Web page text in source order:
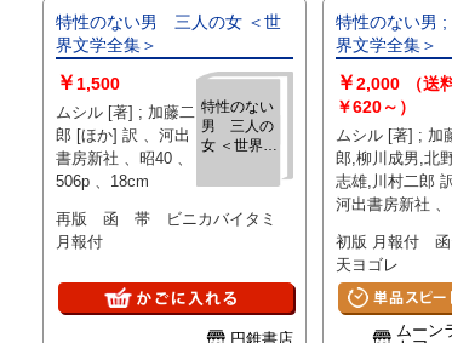
特性のない男 三人の女 ＜世
界文学全集＞
特性のない
男 三人の
女 ＜世界文
￥ 1,500
ムシル [著] ; 加藤二
郎 [ほか] 訳 、河出
書房新社 、昭40 、
506p 、18cm
再版 函 帯 ビニカバイタミ
月報付
円錐書店
特性のない男
界文学全集＞
￥2,000
（送
￥620～）
ムシル [著] ; 加
郎,柳川成男,北
志雄,川村二郎 訳
河出書房新社 、
初版 月報付
天ヨゴレ
ムーン